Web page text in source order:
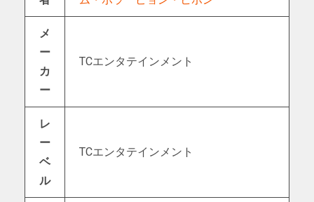
メ
ー
カ
ー
TCエンタテインメント
レ
ー
ベ
ル
TCエンタテインメント